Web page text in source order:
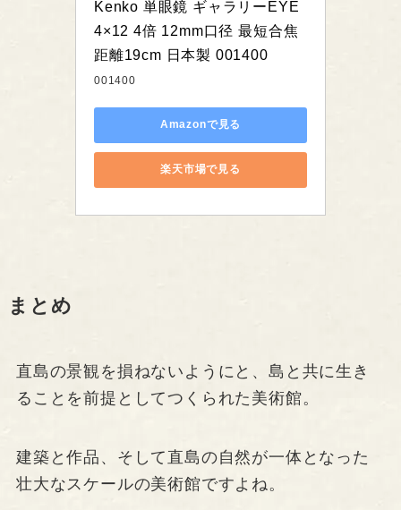
Kenko 単眼鏡 ギャラリーEYE
4×12 4倍 12mm口径 最短合焦
距離19cm 日本製 001400
001400
Amazonで見る
楽天市場で見る
まとめ
直島の景観を損ねないようにと、島と共に生き
ることを前提としてつくられた美術館。
建築と作品、そして直島の自然が一体となった
壮大なスケールの美術館ですよね。